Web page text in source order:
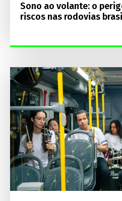
Sono ao volante: o
riscos nas rodovias